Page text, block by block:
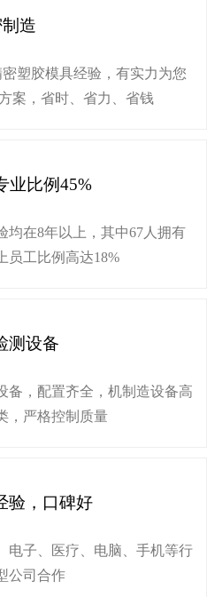
造
塑胶模具经验，有实力为您
案，省时、省力、省钱
业比例45%
均在8年以上，其中67人拥有
员工比例高达18%
测设备
备，配置齐全，机制造设备高
，严格控制质量
验，口碑好
电子、医疗、电脑、手机等行
公司合作